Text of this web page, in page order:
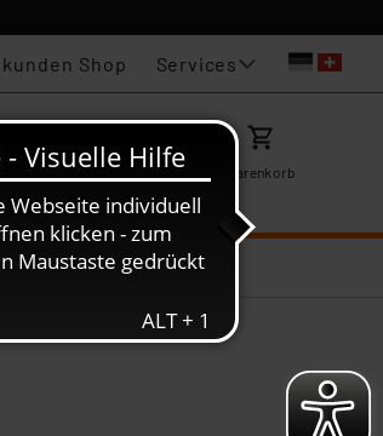
Shop Services
KarriereMein ELV Merkzettel Warenkorb